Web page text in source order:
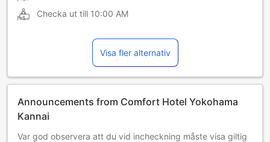
Checka ut till 10:00 AM
Visa fler alternativ
Announcements from Comfort Hotel Yokohama
Kannai
Var god observera att du vid incheckning måste visa giltig